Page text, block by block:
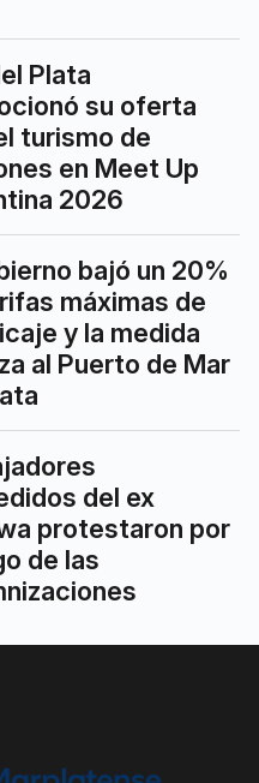
Plata
su oferta
turismo de
en Meet Up
2026
bajó un 20%
máximas de
y la medida
al Puerto de Mar
del ex
protestaron por
de las